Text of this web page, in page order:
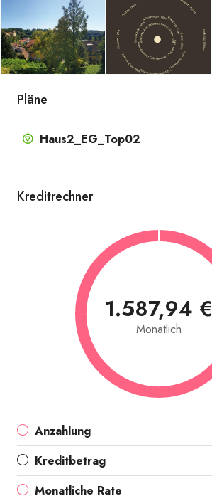
Pläne
Haus2_EG_Top02
Kreditrechner
1.587,94 €
Monatlich
Anzahlung
Kreditbetrag
Monatliche Rate